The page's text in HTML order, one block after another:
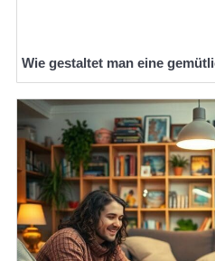
Wie gestaltet man eine